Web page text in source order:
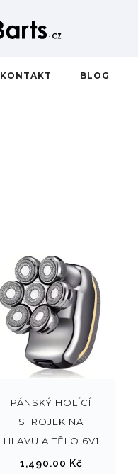
KONTAKT BLOG
PÁNSKÝ HOLÍCÍ
STROJEK NA
HLAVU A TĚLO 6V1
1,490.00 Kč